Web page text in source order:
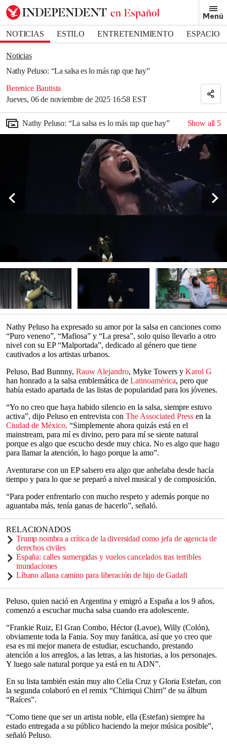
Menú
NOTICIAS ESTILO ENTRETENIMIENTO
ESPACIO
DEPORTES
Noticias
Nathy Peluso: “La salsa es lo más rap que hay”
Berenice Bautista
Jueves, 06 de noviembre de 2025 16:58 EST
Bookmark popover
Removed from bookmarks
Close popover
Nathy Peluso: “La salsa es lo más rap que hay” Show all 5
Nathy Peluso ha expresado su amor por la salsa en canciones como
“Puro veneno”, “Mafiosa” y “La presa”, solo quiso llevarlo a otro
nivel con su EP “Malportada”, dedicado al género que tiene
cautivados a los artistas urbanos.
Peluso, Bad Bunnny, Rauw Alejandro, Myke Towers y Karol G
han honrado a la salsa emblemática de Latinoamérica, pero que
había estado apartada de las listas de popularidad para los jóvenes.
“Yo no creo que haya habido silencio en la salsa, siempre estuvo
activa”, dijo Peluso en entrevista con The Associated Press en la
Ciudad de México. “Simplemente ahora quizás está en el
mainstream, para mí es divino, pero para mí se siente natural
porque es algo que escucho desde muy chica. No es algo que hago
para llamar la atención, lo hago porque la amo”.
Aventurarse con un EP salsero era algo que anhelaba desde hacía
tiempo y para lo que se preparó a nivel musical y de composición.
“Para poder enfrentarlo con mucho respeto y además porque no
aguantaba más, tenía ganas de hacerlo”, señaló.
RELACIONADOS
Trump nombra a crítica de la diversidad como jefa de agencia de
derechos civiles
España: calles sumergidas y vuelos cancelados tras terribles
inundaciones
Líbano allana camino para liberación de hijo de Gadafi
Peluso, quien nació en Argentina y emigró a España a los 9 años,
comenzó a escuchar mucha salsa cuando era adolescente.
“Frankie Ruiz, El Gran Combo, Héctor (Lavoe), Willy (Colón),
obviamente toda la Fania. Soy muy fanática, así que yo creo que
esa es mi mejor manera de estudiar, escuchando, prestando
atención a los arreglos, a las letras, a las historias, a los personajes.
Y luego sale natural porque ya está en tu ADN”.
En su lista también están muy alto Celia Cruz y Gloria Estefan, con
la segunda colaboró en el remix “Chirriqui Chirri” de su álbum
“Raíces”.
“Como tiene que ser un artista noble, ella (Estefan) siempre ha
estado entregada a su público haciendo la mejor música posible”,
señaló Peluso.